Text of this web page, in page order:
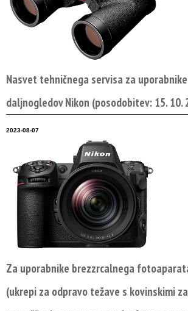
Nasvet tehničnega servisa za
daljnogledov Nikon (posodobitev: 15. 10.
2023-08-07
Za uporabnike brezzrcalnega
(ukrepi za odpravo težave s kovinskimi